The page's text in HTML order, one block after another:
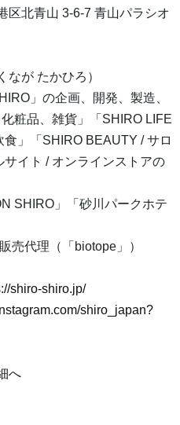
区北青山 3-6-7 青山パラシオ
なが たかひろ）
」の企画、開発、製造、
粧品、雑貨」「SHIRO LIFE
」「SHIRO BEAUTY / サロ
イト / オンラインストアの
SHIRO」「砂川パークホテ
売代理（「biotope」）
shiro-shiro.jp/
shiro_japan?
へ